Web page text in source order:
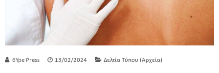
6Ype Press 13/02/2024 Δελτία Τύπου (Αρχεία)